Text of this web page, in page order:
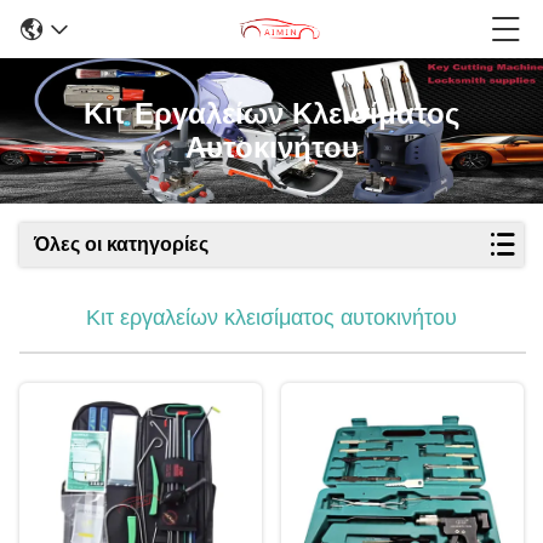
Κιτ Εργαλείων Κλεισίματος
Αυτοκινήτου
Όλες οι κατηγορίες
Κιτ εργαλείων κλεισίματος αυτοκινήτου